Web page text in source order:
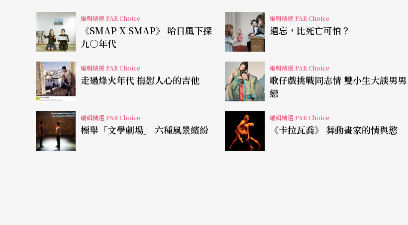
索與亞洲社會的思考，並企圖積極而銳利地穿透當代情境，與「伊底帕斯王三部曲」進行對話。
《安蒂岡妮》原著中，主人翁安蒂岡妮為安葬因叛國而遭曝屍示眾的哥哥，不惜違抗國王命令，
最終犧牲性命；國王則為了保全法理道義，亦遭眾叛親離、孤老一生的下場，道盡人性與國法無
從兩全的極致衝突。王墨林從中看到另一艱難的存在之姿，他說，這是一個飽受城邦暴力欺凌的
是到了一九八○年代，不分階級地，為現代化付出慘痛的代價，身心承受了莫大的傷痛。城邦的
暴力也往往像是種種政權所操作的國家機器，無情地軋過活生生的肉體。這些家族身影十分相
編輯精選 PAR Choice
《SMAP X SMAP》 哈日風下探
九○年代
編輯精選 PAR Choice
遺忘，比死亡可怕？
編輯精選 PAR Choice
走過烽火年代 撫慰人心的吉他
編輯精選 PAR Choice
歌仔戲挑戰同志情 雙小生大談男男
戀
編輯精選 PAR Choice
標舉「文學劇場」 六種風景繽紛
編輯精選 PAR Choice
《卡拉瓦喬》 舞動畫家的情與慾